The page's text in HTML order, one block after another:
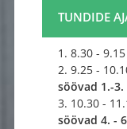
TUNDIDE
1. 8.30 - 9.15
2. 9.25 -
söövad 1.-3.
3. 10.30 -
söövad 4. -